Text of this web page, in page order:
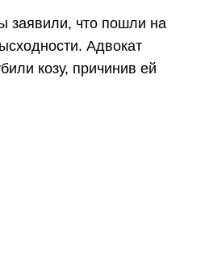
заявили, что пошли на
Адвокат
козу, причинив ей